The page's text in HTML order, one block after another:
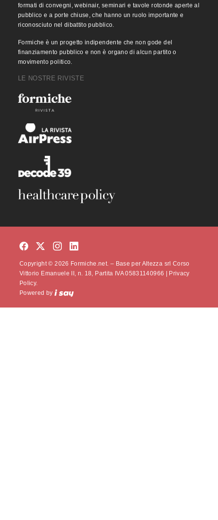
formati di convegni, webinair, seminari e tavole rotonde aperte al
pubblico e a porte chiuse, che hanno un ruolo importante e
riconosciuto nel dibattito pubblico.
Formiche è un progetto indipendente che non gode del
finanziamento pubblico e non è organo di alcun partito o
movimento politico.
LE NOSTRE RIVISTE
Copyright © 2026 Formiche.net. – Base per Altezza srl Corso
Vittorio Emanuele II, n. 18, Partita IVA 05831140966 | Privacy
Policy.
Powered by